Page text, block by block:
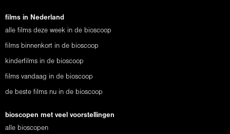
films in Nederland
alle films deze week in de bioscoop
films binnenkort in de bioscoop
kinderfilms in de bioscoop
films vandaag in de bioscoop
de beste films nu in de bioscoop
bioscopen met veel voorstellingen
alle bioscopen